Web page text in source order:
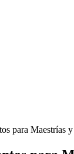
para Maestrías